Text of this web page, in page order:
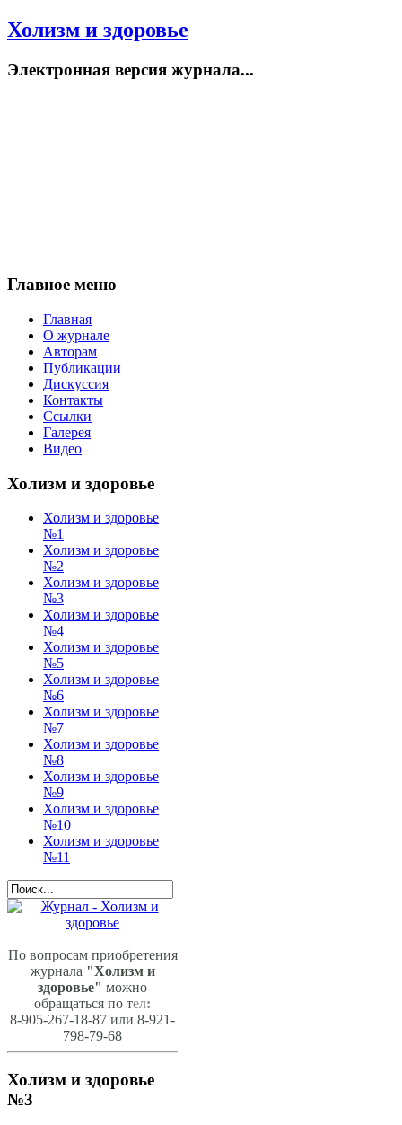
Холизм и здоровье
Электронная версия журнала...
Главное меню
Главная
О журнале
Авторам
Публикации
Дискуссия
Контакты
Ссылки
Галерея
Видео
Холизм и здоровье
Холизм и здоровье
№1
Холизм и здоровье
№2
Холизм и здоровье
№3
Холизм и здоровье
№4
Холизм и здоровье
№5
Холизм и здоровье
№6
Холизм и здоровье
№7
Холизм и здоровье
№8
Холизм и здоровье
№9
Холизм и здоровье
№10
Холизм и здоровье
№11
По вопросам приобретения
журнала "Холизм и
здоровье" можно
обращаться по тел:
8-905-267-18-87 или 8-921-
798-79-68
Холизм и здоровье
№3